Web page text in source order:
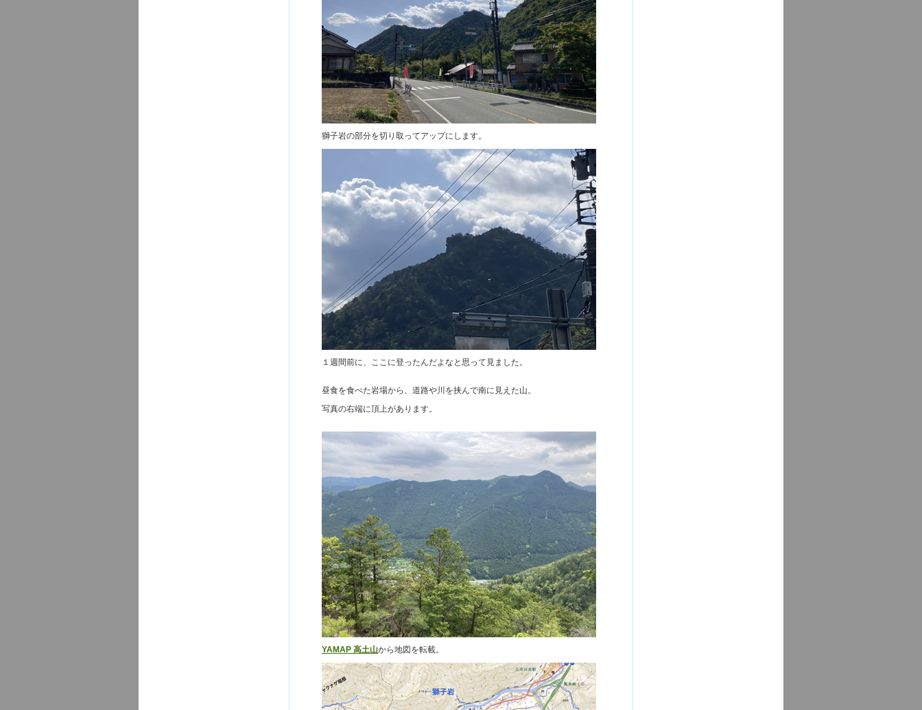
獅子岩の部分を切り取ってアップにします。
１週間前に、ここに登ったんだよなと思って見ました。
昼食を食べた岩場から、道路や川を挟んで南に見えた山。
写真の右端に頂上があります。
YAMAP 高土山から地図を転載。